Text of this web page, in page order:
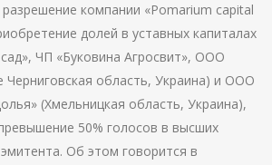
компании «Pomarium capital
долей в уставных капиталах
ЧП «Буковина Агросвит», ООО
Черниговская область, Украина) и ООО
(Хмельницкая область, Украина),
50% голосов в высших
Об этом говорится в